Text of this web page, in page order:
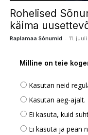
Rohelised
käima
Raplamaa Sõnumid - 11.
Milline on teie
Kasutan neid
Kasutan aeg-ajalt.
Ei kasuta, kuid
Ei kasuta ja pean